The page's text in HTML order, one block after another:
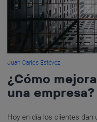
Juan Carlos Estévez
¿Cómo
una empresa?
Hoy en día los clientes dan